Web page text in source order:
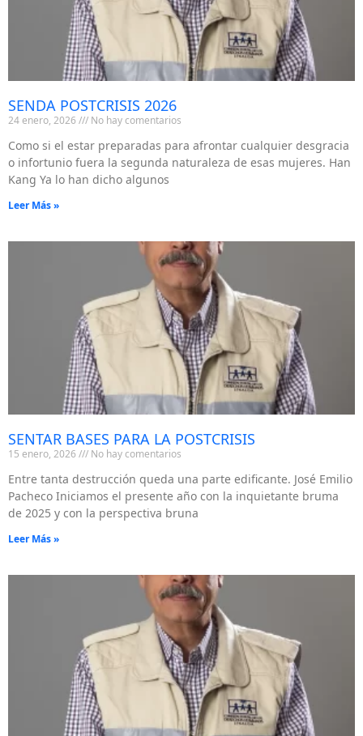
SENDA POSTCRISIS 2026
24 enero, 2026 No hay comentarios
Como si el estar preparadas para afrontar cualquier desgracia
o infortunio fuera la segunda naturaleza de esas mujeres. Han
Kang Ya lo han dicho algunos
Leer Más »
SENTAR BASES PARA LA POSTCRISIS
15 enero, 2026 No hay comentarios
Entre tanta destrucción queda una parte edificante. José Emilio
Pacheco Iniciamos el presente año con la inquietante bruma
de 2025 y con la perspectiva bruna
Leer Más »